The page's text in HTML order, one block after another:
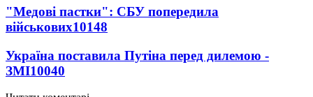
"Медові пастки": СБУ попередила
військових10148
Україна поставила Путіна перед дилемою -
ЗМІ10040